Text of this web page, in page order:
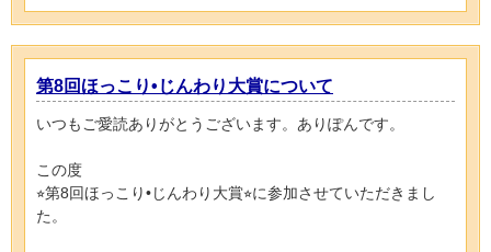
第8回ほっこり•じんわり大賞について
いつもご愛読ありがとうございます。ありぽんです。
この度
⭐︎第8回ほっこり•じんわり大賞⭐︎に参加させていただきまし
た。